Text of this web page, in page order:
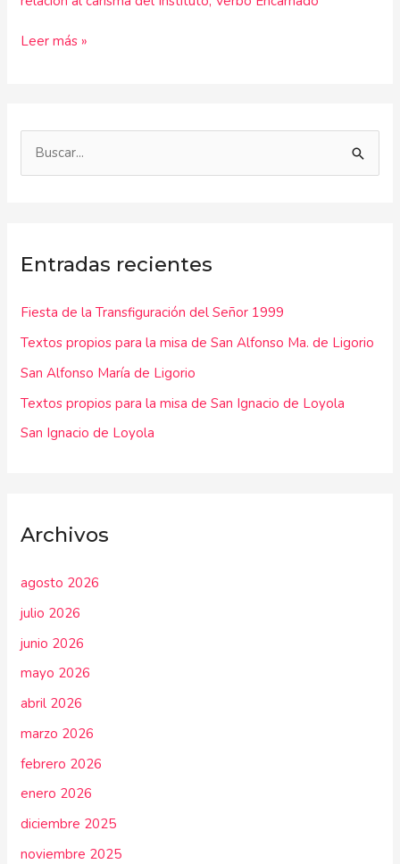
Leer más »
a
p
o
r
:
Entradas recientes
Fiesta de la Transfiguración del Señor 1999
Textos propios para la misa de San Alfonso Ma. de Ligorio
San Alfonso María de Ligorio
Textos propios para la misa de San Ignacio de Loyola
San Ignacio de Loyola
Archivos
agosto 2026
julio 2026
junio 2026
mayo 2026
abril 2026
marzo 2026
febrero 2026
enero 2026
diciembre 2025
noviembre 2025